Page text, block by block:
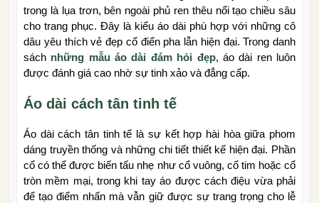
trong là lụa trơn, bên ngoài phủ ren thêu nổi tạo chiều sâu
cho trang phục. Đây là kiểu áo dài phù hợp với những cô
dâu yêu thích vẻ đẹp cổ điển pha lẫn hiện đại. Trong danh
sách những mẫu áo dài đám hỏi đẹp, áo dài ren luôn
được đánh giá cao nhờ sự tinh xảo và đẳng cấp.
Áo dài cách tân tinh tế
Áo dài cách tân tinh tế là sự kết hợp hài hòa giữa phom
dáng truyền thống và những chi tiết thiết kế hiện đại. Phần
cổ có thể được biến tấu nhẹ như cổ vuông, cổ tim hoặc cổ
tròn mềm mại, trong khi tay áo được cách điệu vừa phải
để tạo điểm nhấn mà vẫn giữ được sự trang trọng cho lễ